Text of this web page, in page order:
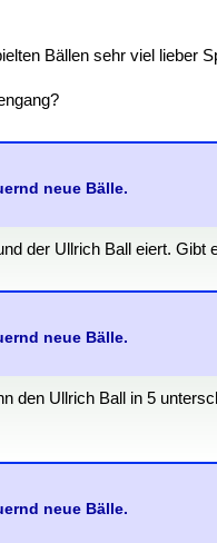
Bällen sehr viel lieber
neue Bälle.
der Ullrich Ball eiert.
neue Bälle.
den Ullrich Ball in 5
neue Bälle.